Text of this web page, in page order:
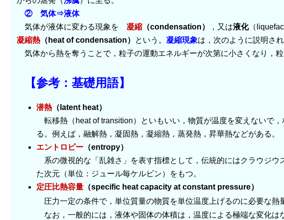
② 気体⇒液体
気体が液体に変わる現象を 凝縮 （condensation） ，又は液化（
凝縮熱 （heat of condensation） という。 凝縮現象は，次のように説明され
気体から熱を奪うことで，粒子の運動エネルギーが次第に小さくなり，
【参考：基礎用語】
潜熱 （latent heat）
転移熱（heat of transition）といもいい，物質が温度を変えないで
る。例えば，融解熱，凝固熱，凝縮熱，蒸発熱，昇華熱などがある。
エントロピー （entropy）
系の微視的な「乱雑さ」を表す指標として，伝統的にはクラウジウ
た次元（単位：ジュール毎ケルビン）をもつ。
定圧比熱容量 （specific heat capacity at constant pressure）
圧力一定の条件で，単位質量の物質を単位温度上げるのに必要な熱
なお，一般的には，液体や固体の体積は，温度による極端な変化